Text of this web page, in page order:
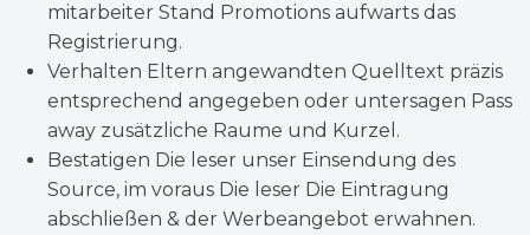
mitarbeiter Stand Promotions aufwarts das
Registrierung.
Verhalten Eltern angewandten Quelltext präzis
entsprechend angegeben oder untersagen Pass
away zusätzliche Raume und Kurzel.
Bestatigen Die leser unser Einsendung des
Source, im voraus Die leser Die Eintragung
abschließen & der Werbeangebot erwahnen.